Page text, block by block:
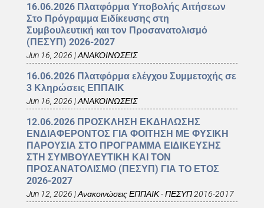
16.06.2026 Πλατφόρμα Υποβολής Αιτήσεων
Στο Πρόγραμμα Ειδίκευσης στη
Συμβουλευτική και τον Προσανατολισμό
(ΠΕΣΥΠ) 2026-2027
Jun 16, 2026 |ΑΝΑΚΟΙΝΩΣΕΙΣ
16.06.2026 Πλατφόρμα ελέγχου Συμμετοχής σε
3 Κληρώσεις ΕΠΠΑΙΚ
Jun 16, 2026 |ΑΝΑΚΟΙΝΩΣΕΙΣ
12.06.2026 ΠΡΟΣΚΛΗΣΗ ΕΚΔΗΛΩΣΗΣ
ΕΝΔΙΑΦΕΡΟΝΤΟΣ ΓΙΑ ΦΟΙΤΗΣΗ ΜΕ ΦΥΣΙΚΗ
ΠΑΡΟΥΣΙΑ ΣΤΟ ΠΡΟΓΡΑΜΜΑ ΕΙΔΙΚΕΥΣΗΣ
ΣΤΗ ΣΥΜΒΟΥΛΕΥΤΙΚΗ ΚΑΙ ΤΟΝ
ΠΡΟΣΑΝΑΤΟΛΙΣΜΟ (ΠΕΣΥΠ) ΓΙΑ ΤΟ ΕΤΟΣ
2026-2027
Jun 12, 2026 |Ανακοινώσεις ΕΠΠΑΙΚ - ΠΕΣΥΠ 2016-2017